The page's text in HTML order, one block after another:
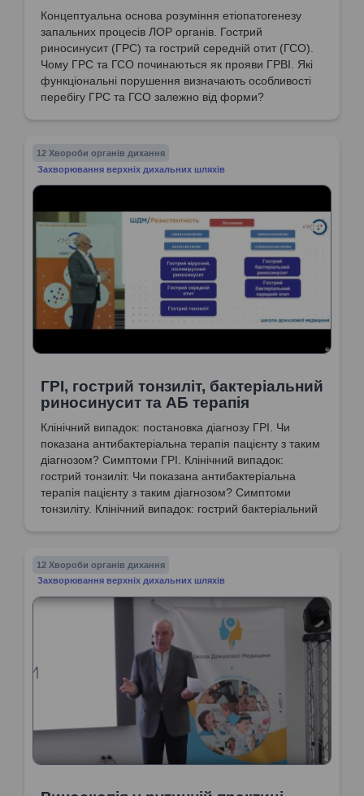
Концептуальна основа розуміння етіопатогенезу
запальних процесів ЛОР органів. Гострий
риносинусит (ГРС) та гострий середній отит (ГСО).
Чому ГРС та ГСО починаються як прояви ГРВІ. Які
функціональні порушення визначають особливості
перебігу ГРС та ГСО залежно від форми?
12 Хвороби органів дихання
Захворювання верхніх дихальних шляхів
ГРІ, гострий тонзиліт, бактеріальний
риносинусит та АБ терапія
Клінічний випадок: постановка діагнозу ГРІ. Чи
показана антибактеріальна терапія пацієнту з таким
діагнозом? Симптоми ГРІ. Клінічний випадок:
гострий тонзиліт. Чи показана антибактеріальна
терапія пацієнту з таким діагнозом? Симптоми
тонзиліту. Клінічний випадок: гострий бактеріальний
патогенетичне, етіопатогенетичне.
12 Хвороби органів дихання
Захворювання верхніх дихальних шляхів